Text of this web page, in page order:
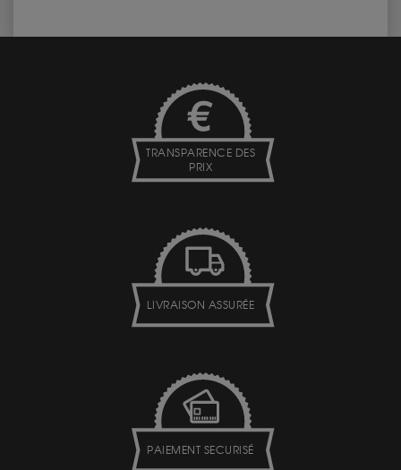
TRANSPARENCE DES
PRIX
LIVRAISON ASSURÉE
PAIEMENT SECURISÉ